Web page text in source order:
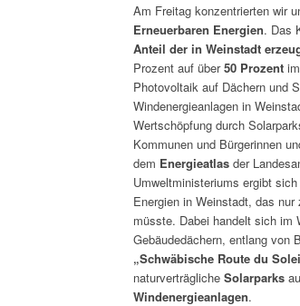
Am Freitag konzentrierten wir
Erneuerbaren Energien. Das
Anteil der in Weinstadt
Prozent auf über50 Prozent
Photovoltaik auf Dächern und
Windenergieanlagen in
Wertschöpfung durch
Kommunen und Bürgerinnen
dem Energieatlas der
Umweltministeriums ergibt
Energien in Weinstadt, das
müsste. Dabei handelt sich im
Gebäudedächern, entlang von
„Schwäbische Route du
naturverträgliche Solarparks
Windenergieanlagen.